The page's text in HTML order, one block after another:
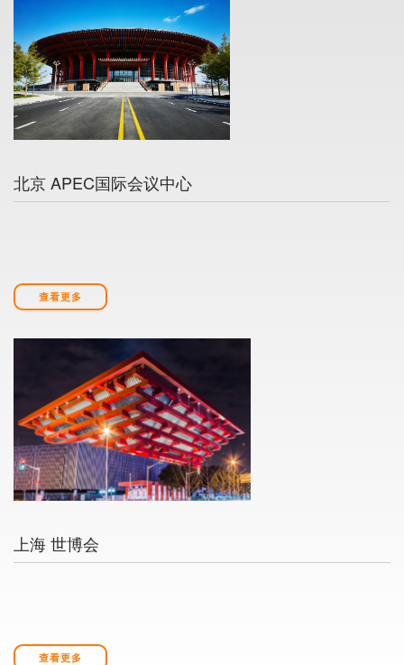
北京 APEC国际会议中心
查看更多
上海 世博会
查看更多